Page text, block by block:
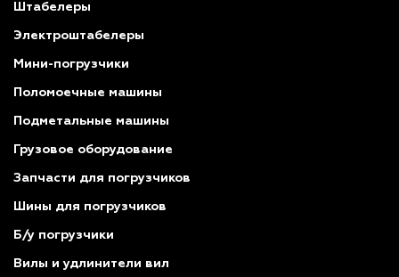
Штабелеры
Электроштабелеры
Мини-погрузчики
Поломоечные машины
Подметальные машины
Грузовое оборудование
Запчасти для погрузчиков
Шины для погрузчиков
Б/у погрузчики
Вилы и удлинители вил